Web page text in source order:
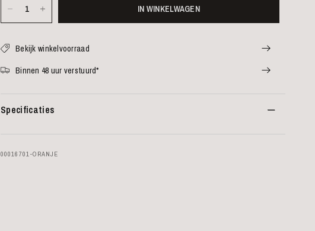
IN WINKELWAGEN
Bekijk winkelvoorraad
Binnen 48 uur verstuurd*
Specificaties
00016701-ORANJE